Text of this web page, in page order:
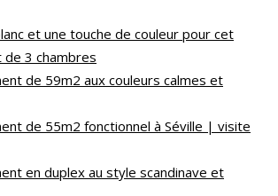
et une touche de couleur pour cet
3 chambres
de 59m2 aux couleurs calmes et
de 55m2 fonctionnel à Séville | visite
en duplex au style scandinave et